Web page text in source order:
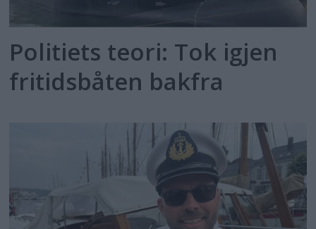
Politiets teori: Tok igjen
fritidsbåten bakfra